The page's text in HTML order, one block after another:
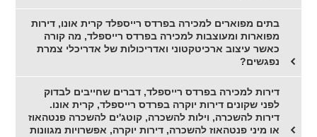
בתים מפוארים למכירה בפרדס רייספלד קרית אונו, דירות
מפוארות ומעוצבות למכירה בפרדס רייספלד, מה קורה
כאשר עיצוב ארכיטקטוני ואדריכולות של אדריכלי צמרת
נפגשים?
דירות למכירה בפרדס רייספלד, דברים שחייבים לבדוק
לפני שקונים דירות יוקרה בפרדס רייספלד, קרית אונו.
דירות להשכרה, וילות להשכרה, קוטג'ים להשכרה פנטהאוז
או מיני פנטהאוז להשכרה, דירות יוקרה, אפשרויות מגוונות